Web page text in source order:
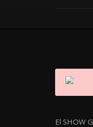
El SHOW